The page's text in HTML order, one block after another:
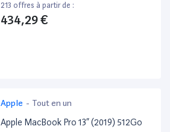
213 offres à partir de :
434,29 €
Apple - Tout en un
Apple MacBook Pro 13” (2019) 512Go